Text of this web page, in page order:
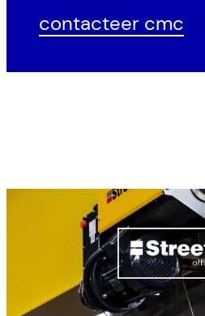
contacteer cmc